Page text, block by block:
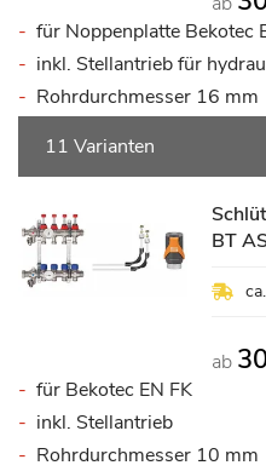
für Noppenplatte Bekotec
inkl. Stellantrieb für
Rohrdurchmesser 16 mm
11 Varianten
BT
ab
für Bekotec EN FK
inkl. Stellantrieb
Rohrdurchmesser 10 mm